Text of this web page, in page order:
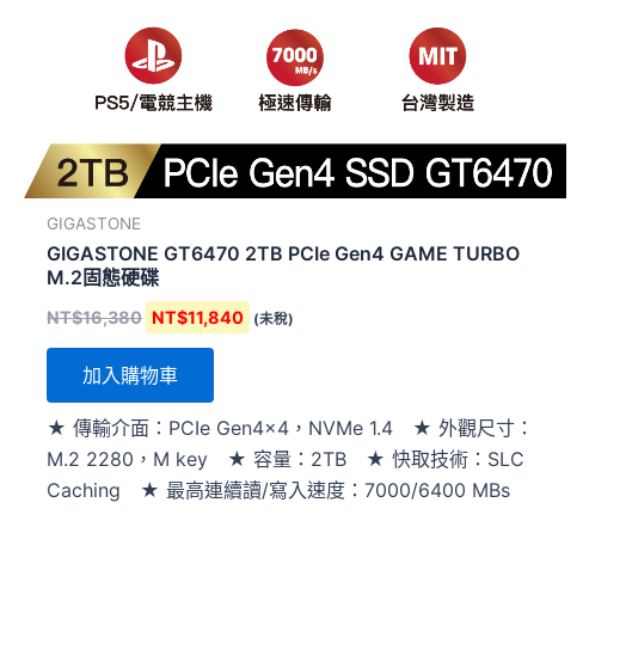
GIGASTONE
GIGASTONE GT6470 2TB PCIe Gen4 GAME TURBO
M.2固態硬碟
NT$16,380 NT$11,840 (未稅)
加入購物車
★ 傳輸介面：PCIe Gen4x4，NVMe 1.4 ★ 外觀尺寸：
M.2 2280，M key ★ 容量：2TB ★ 快取技術：SLC
Caching ★ 最高連續讀/寫入速度：7000/6400 MBs